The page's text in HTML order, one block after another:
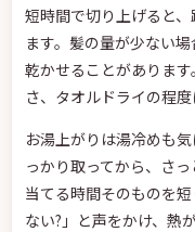
短時間で切り上げると
ます。髪の量が少ない
乾かせることがありま
さ、タオルドライの程度
お湯上がりは湯冷めも
っかり取ってから、さ
当てる時間そのものを
ない?」と声をかけ、熱